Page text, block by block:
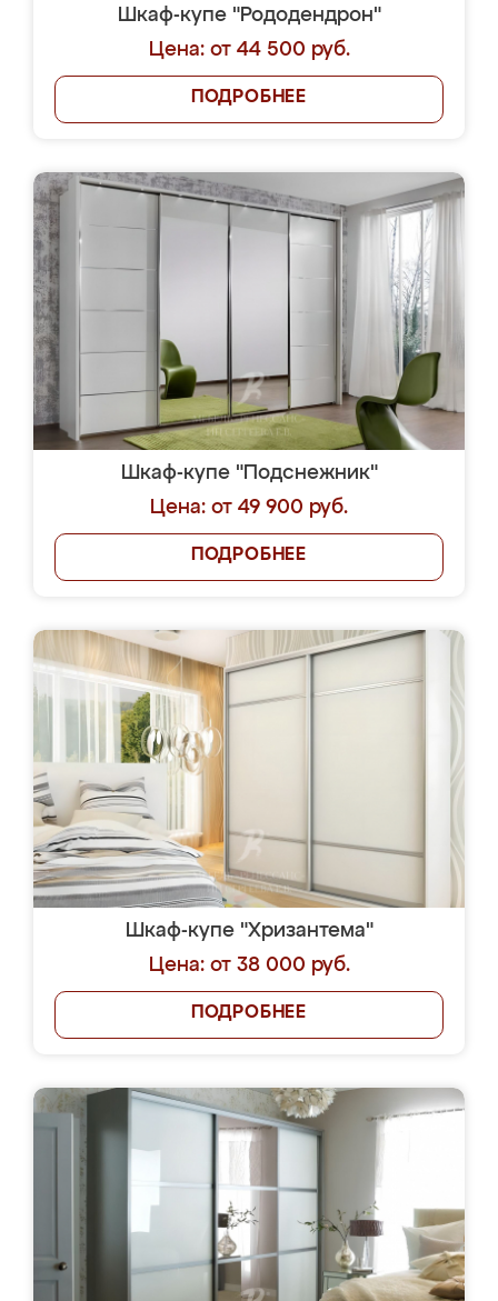
Шкаф-купе "Рододендрон"
Цена: от 44 500 руб.
ПОДРОБНЕЕ
Шкаф-купе "Подснежник"
Цена: от 49 900 руб.
ПОДРОБНЕЕ
Шкаф-купе "Хризантема"
Цена: от 38 000 руб.
ПОДРОБНЕЕ